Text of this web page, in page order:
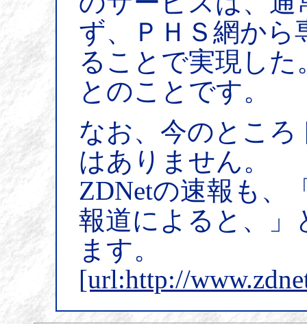
ず、ＰＨＳ網から
ることで実現し
とのことです。
なお、今のとこ
はありません。
ZDNetの速報も、
報道によると、」
ます。
[url:http://